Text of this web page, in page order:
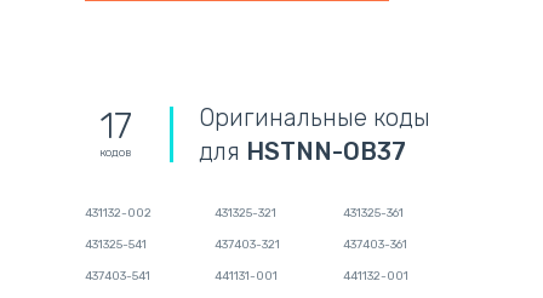
17
кодов
Оригинальные коды
для HSTNN-OB37
431132-002 431325-321 431325-361
431325-541 437403-321 437403-361
437403-541 441131-001 441132-001